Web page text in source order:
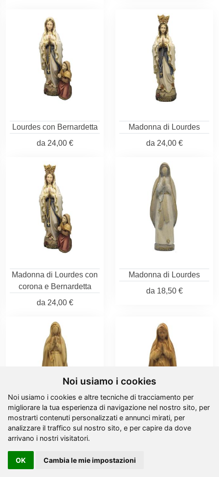
Noi usiamo i cookies
Noi usiamo i cookies e altre tecniche di tracciamento per
migliorare la tua esperienza di navigazione nel nostro sito, per
mostrarti contenuti personalizzati e annunci mirati, per
analizzare il traffico sul nostro sito, e per capire da dove
arrivano i nostri visitatori.
OK Cambia le mie impostazioni
Lourdes con Bernardetta
da 24,00 €
Madonna di Lourdes
da 24,00 €
Madonna di Lourdes con
corona e Bernardetta
da 24,00 €
Madonna di Lourdes
da 18,50 €
Madonna di Lourdes -
da18,50 €
Madonna di Lourdes -